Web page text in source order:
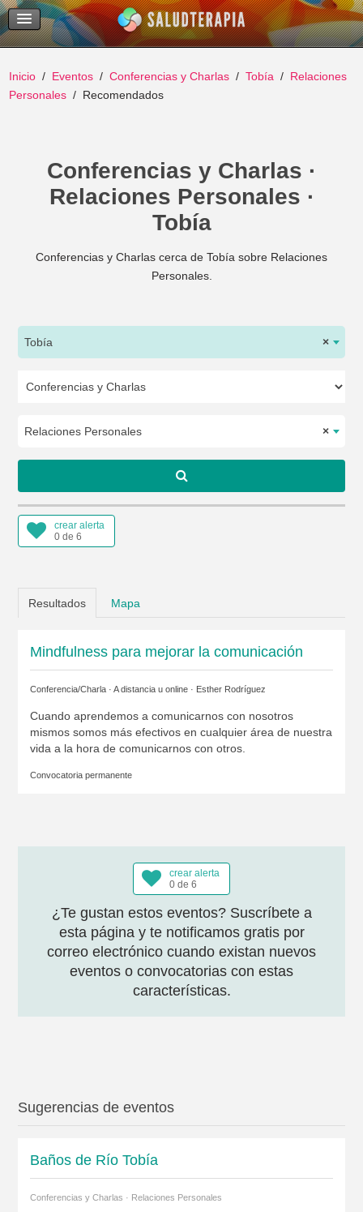
Temas Recientes
Buscar
Inicio Eventos Conferencias y Charlas Tobía
Relaciones
Personales
Recomendados
Conferencias y Charlas ·
Relaciones Personales ·
Tobía
Conferencias y Charlas cerca de Tobía sobre Relaciones
Personales.
×
Tobía
×
Relaciones Personales
crear alerta
0 de 6
Resultados Mapa
Mindfulness para mejorar la comunicación
Conferencia/Charla · A distancia u online · Esther Rodríguez
Cuando aprendemos a comunicarnos con nosotros
mismos somos más efectivos en cualquier área de nuestra
vida a la hora de comunicarnos con otros.
Convocatoria permanente
crear alerta
0 de 6
¿Te gustan estos eventos? Suscríbete a
esta página y te notificamos gratis por
correo electrónico cuando existan nuevos
eventos o convocatorias con estas
características.
Sugerencias de eventos
Baños de Río Tobía
Conferencias y Charlas · Relaciones Personales